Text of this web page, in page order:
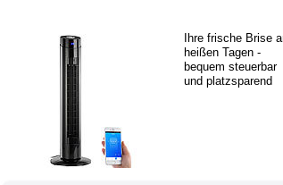
Ihre frische Brise
heißen Tagen -
bequem steuerbar
und platzsparend